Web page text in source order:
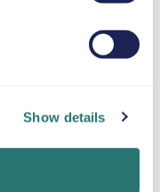
Show details
Upload dine
dokumenter